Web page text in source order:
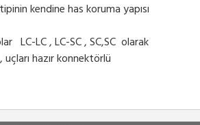
kendine has koruma yapısı
LC-LC , LC-SC , SC,SC olarak
hazır konnektörlü